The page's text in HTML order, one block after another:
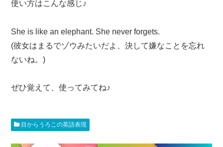
使い方はこんな感じ♪
She is like an elephant. She never forgets.
(彼女はまるでゾウみたいだよ、決して嫌なことを忘れ
ないね。)
ぜひ覚えて、使ってみてね♪
目からうろこの英語表現